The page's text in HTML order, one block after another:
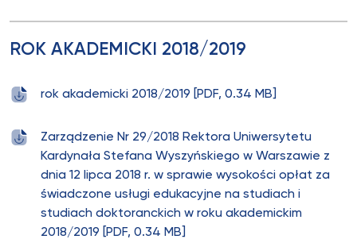
ROK AKADEMICKI 2018/2019
rok akademicki 2018/2019 [PDF, 0.34 MB]
Zarządzenie Nr 29/2018 Rektora Uniwersytetu
Kardynała Stefana Wyszyńskiego w Warszawie z
dnia 12 lipca 2018 r. w sprawie wysokości opłat za
świadczone usługi edukacyjne na studiach i
studiach doktoranckich w roku akademickim
2018/2019 [PDF, 0.34 MB]